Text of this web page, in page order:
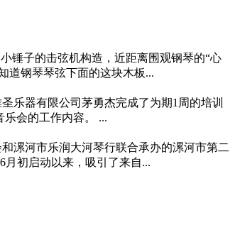
锤子的击弦机构造，近距离围观钢琴的“心
道钢琴琴弦下面的这块木板...
乐器有限公司茅勇杰完成了为期1周的培训
会的工作内容。 ...
漯河市乐润大河琴行联合承办的漯河市第二
月初启动以来，吸引了来自...